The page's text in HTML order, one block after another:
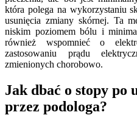
która polega na wykorzystaniu
usunięcia zmiany skórnej. Ta
niskim poziomem bólu i
również wspomnieć o
zastosowaniu prądu
zmienionych chorobowo.
Jak dbać o stopy po
przez podologa?